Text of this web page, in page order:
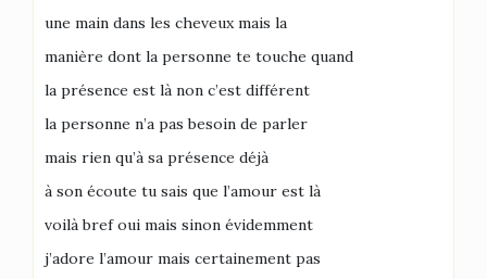
une main dans les cheveux mais la
manière dont la personne te touche quand
la présence est là non c’est différent
la personne n’a pas besoin de parler
mais rien qu’à sa présence déjà
à son écoute tu sais que l’amour est là
voilà bref oui mais sinon évidemment
j’adore l’amour mais certainement pas